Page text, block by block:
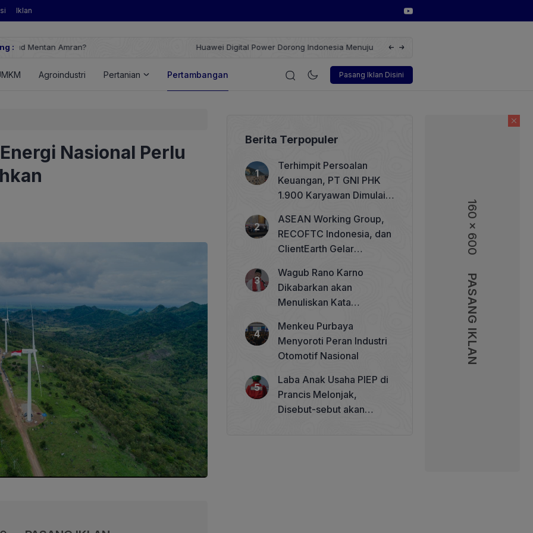
160 x 600
PASANG IKLAN
Iklan
:
Huawei Digital Power Dorong Indonesia Menuju Revolusi Energi Terbarukan dengan Solusi
Wakil Direktur Utama PT Pelindo,
Pasang Iklan Disini
Agroindustri Pertanian Pertambangan Korporasi Teknologi Otomotif
Nasional Perlu
Berita Terpopuler
Terhimpit Persoalan
Keuangan, PT GNI PHK
1.900 Karyawan Dimulai 5
ASEAN Working Group,
RECOFTC Indonesia, dan
ClientEarth Gelar
Memperkuat Tata Kelola
Perhutanan Sosial
Wagub Rano Karno
Dikabarkan akan
Menuliskan Kata
Betawi 100 Tahun
Menkeu Purbaya
Menyoroti Peran Industri
Otomotif Nasional
Laba Anak Usaha PIEP di
Prancis Melonjak,
Disebut-sebut akan